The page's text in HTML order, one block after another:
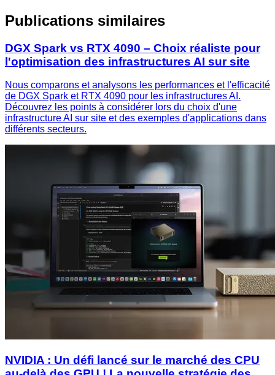
Publications similaires
DGX Spark vs RTX 4090 – Choix réaliste pour
l'optimisation des infrastructures AI sur site
Nous comparons et analysons les performances et l'efficacité
de DGX Spark et RTX 4090 pour les infrastructures AI.
Découvrez les points à considérer lors du choix d'une
infrastructure AI sur site et des exemples d'applications dans
différents secteurs.
NVIDIA : Un défi lancé sur le marché des CPU